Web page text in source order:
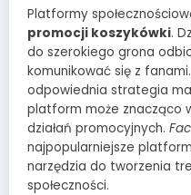
Platformy
promocji koszykówki.
do szerokiego grona
komunikować się z
odpowiednia strategia
platform może znacząco
działań promocyjnych.
najpopularniejsze
narzędzia do tworzenia
społeczności.